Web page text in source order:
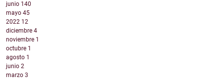
junio 140
mayo 45
2022 12
diciembre 4
noviembre 1
octubre 1
agosto 1
junio 2
marzo 3